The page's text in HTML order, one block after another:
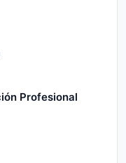
Profesional